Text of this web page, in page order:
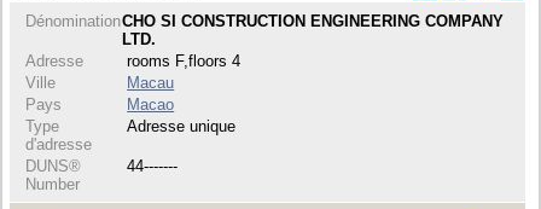
DénominationCHO SI CONSTRUCTION ENGINEERING COMPANY
LTD.
Adresse
rooms F,floors 4
Ville
Macau
Pays
Macao
Type
d'adresse
Adresse unique
DUNS®
Number
44-------